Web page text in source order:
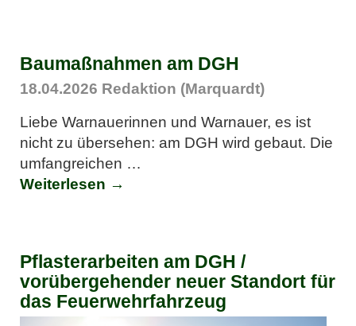
Baumaßnahmen am DGH
18.04.2026 Redaktion (Marquardt)
Liebe Warnauerinnen und Warnauer, es ist
nicht zu übersehen: am DGH wird gebaut. Die
umfangreichen …
Weiterlesen →
Pflasterarbeiten am DGH /
vorübergehender neuer Standort für
das Feuerwehrfahrzeug